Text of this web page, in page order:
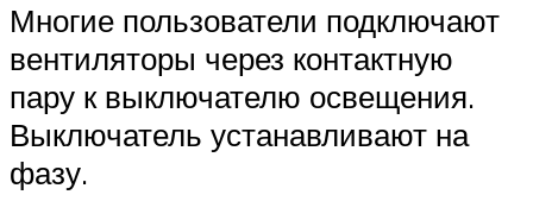
Многие пользователи подключают
вентиляторы через контактную
пару к выключателю освещения.
Выключатель устанавливают на
фазу.